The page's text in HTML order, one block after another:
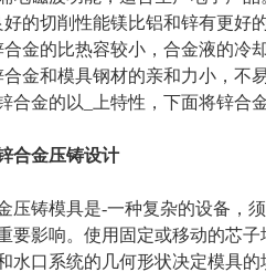
好的切削性能镁比铝和锌有更好
合金的比热容较小，合金液的冷
合金和模具钢材的亲和力小，不
合金的以_上特性，下面将锌合
合金压铸设计
压铸模具是-一种复杂的设备，
要影响。使用固定或移动的芯
水口系统的几何形状决定模具